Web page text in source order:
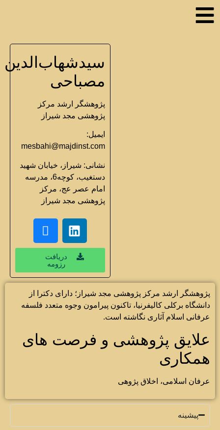
سیدشهاب‌الدین
مصباحی
پژوهشگر ارشد مرکز
پژوهشی مجد شیراز
ایمیل:
mesbahi@majdinst.com
نشانی: شیراز، خیابان شهید
دستغیب، کوچه6، مدرسه
امام عصر عج، مرکز
پژوهشی مجد شیراز
دریافت
رزومه
پژوهشگر ارشد مرکز پژوهشی مجد شیراز؛ دارای دکترا از
دانشگاه برکلی کالیفرنیا، تاکنون پیرامون وجوه متعدد فلسفه
عرفانی اسلام آثاری نگاشته است.
علایق پژوهشی و فرصت های
همکاری
عرفان اسلامی، اخلاق پژوهی
پیشینه